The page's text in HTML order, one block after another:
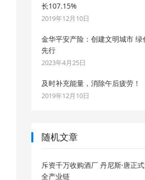
长107.15%
2019年12月10日
金华平安产险：创建文明城市 绿
先行
2023年4月25日
及时补充能量，消除午后疲劳！
2019年12月10日
随机文章
斥资千万收购酒厂 丹尼斯·唐正
全产业链